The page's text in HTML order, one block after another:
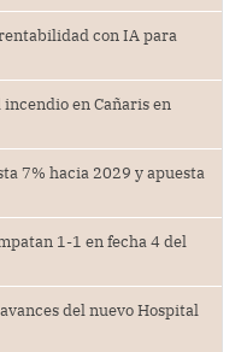
con IA para
en Cañaris en
7% hacia 2029 y apuesta
1-1 en fecha 4 del
del nuevo Hospital